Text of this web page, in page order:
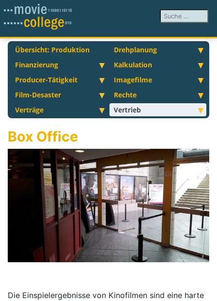
Suchen ...
Übersicht: Produktion
Drehplanung
Finanzierung
Kalkulation
Producer-Tätigkeit
Imagefilme
Film-Desaster
Rechte
Verträge
Vertrieb
Box Office
Die Einspielergebnisse von Kinofilmen sind eine harte